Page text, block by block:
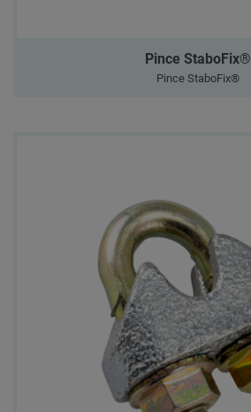
Pince StaboFix®
Pince StaboFix®